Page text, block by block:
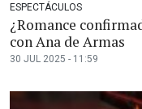
ESPECTÁCULOS
¿Romance
con Ana de Armas
30 JUL 2025 - 11:59